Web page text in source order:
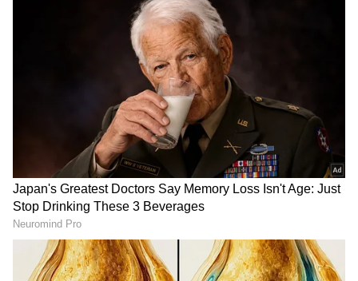
* ಮೆಟ್ರೋ ರೈಲುಗಳಲ್ಲಿ ನಿಂತು ಪ್ರಯಾಣಿಸುವಂತಿಲ್ಲ.
* ಸೀಟು ಸಾಮರ್ಥ್ಯಕ್ಕೆ ತಕ್ಕಂತೆ ಪ್ರಯಾಣಿಸಬೇಕು
* ಸೀಟು ಭರ್ತಿಯಾದರೆ ನಂತರ ಮುಂದಿನ ರೈಲಿನಲ್ಲಿ
ಪ್ರಯಾಣಿಸಬೇಕು.
* ವೀಕೆಂಡ್‌ನಲ್ಲಿ ಪ್ರತಿ 30 ನಿಮಿಷಕ್ಕೊಂದು ರೈಲು ಪ್ರಯಾಣ
ಇರಲಿದೆ. ಈ ಹಿಂದೆ ಪ್ರತಿ 20 ನಿಮಿಷಕ್ಕೊಂದು ರೈಲು
DOWNLOAD APP